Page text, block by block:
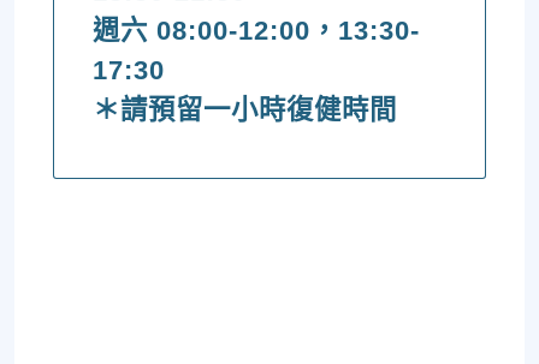
週六 08:00-12:00，13:30-
17:30
＊請預留一小時復健時間